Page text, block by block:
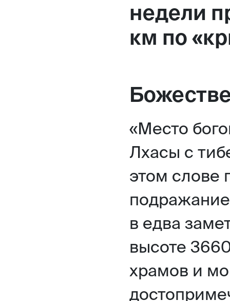
недели
км по
«Место
Лхасы с
этом слове
в едва
высоте
храмов и